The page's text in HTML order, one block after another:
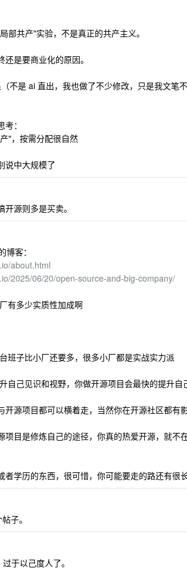
部共产"实验，不是真正的共产主义。
是要商业化的原因。
不是 ai 直出，我也做了不少修改，只是我文笔
：
"，按需分配很自然
说中大规模了
源则多是买卖。
客：
about.html
2025/06/20/open-source-and-big-company/
有多少实质性加成啊
班子比小厂还要多，很多小厂都是实战实力派
自己见识和视野，你做开源项目会最快的提升自
开源项目都可以横着走，当然你在开源社区都有
项目是修炼自己的途径，你真的热爱开源，就不
学历的东西，很可惜，你可能要走的路还有很长
子。
于以己度人了。